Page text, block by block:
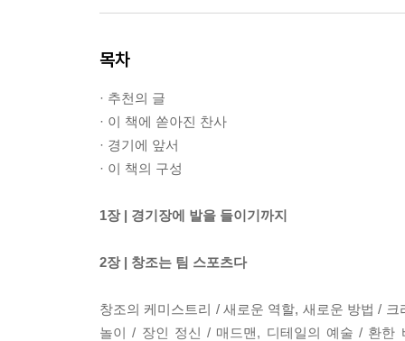
목차
· 추천의 글
· 이 책에 쏟아진 찬사
· 경기에 앞서
· 이 책의 구성
1장 | 경기장에 발을 들이기까지
2장 | 창조는 팀 스포츠다
창조의 케미스트리 / 새로운 역할, 새로운 방법 /
놀이 / 장인 정신 / 매드맨, 디테일의 예술 / 환한